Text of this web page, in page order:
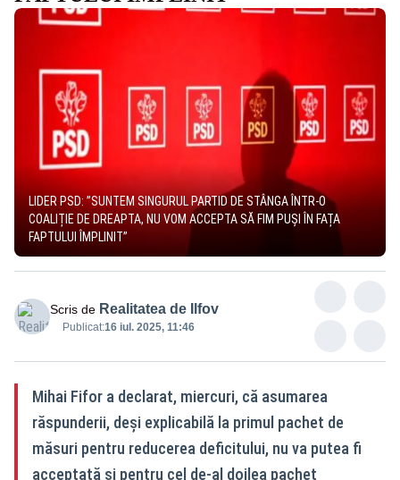
LIDER PSD: ”SUNTEM SINGURUL PARTID DE STÂNGA ÎNTR-O
COALIȚIE DE DREAPTA, NU VOM ACCEPTA SĂ FIM PUȘI ÎN FAȚA
FAPTULUI ÎMPLINIT”
Scris de Realitatea de Ilfov
Publicat:16 iul. 2025, 11:46
Mihai Fifor a declarat, miercuri, că asumarea
răspunderii, deşi explicabilă la primul pachet de
măsuri pentru reducerea deficitului, nu va putea fi
acceptată şi pentru cel de-al doilea pachet